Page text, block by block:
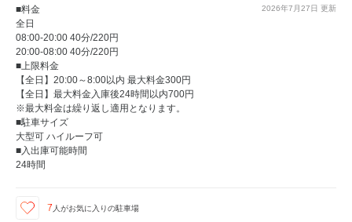
2026年7月27日 更新
■料金
全日
08:00-20:00 40分/220円
20:00-08:00 40分/220円
■上限料金
【全日】20:00～8:00以内 最大料金300円
【全日】最大料金入庫後24時間以内700円
※最大料金は繰り返し適用となります。
■駐車サイズ
大型可 ハイルーフ可
■入出庫可能時間
24時間
7 人がお気に入りの駐車場